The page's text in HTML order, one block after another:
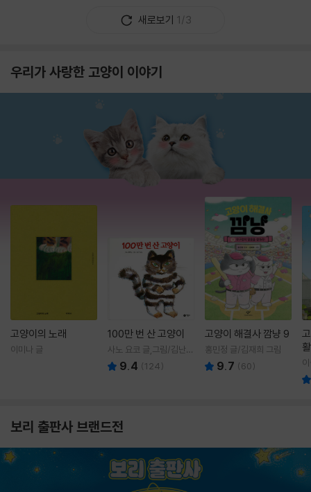
새로보기 1/3
우리가 사랑한 고양이 이야기
고양이의 노래
이미나 글
100만 번 산 고양이
사노 요코 글,그림/김난주
역 9.4 (124)
고양이 해결사 깜냥 9
홍민정 글/김재희 그림
9.7 (60)
보리 출판사 브랜드전